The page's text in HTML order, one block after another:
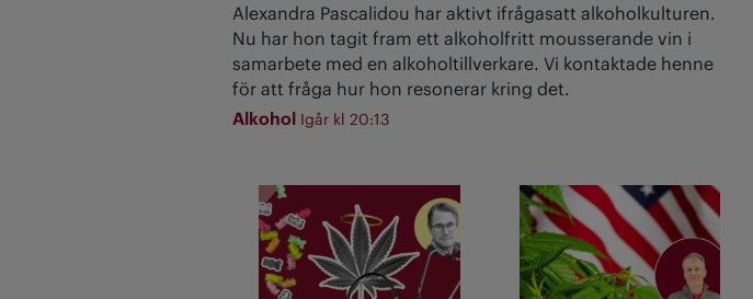
Alexandra Pascalidou har aktivt ifrågasatt alkoholkulturen.
Nu har hon tagit fram ett alkoholfritt mousserande vin i
samarbete med en alkoholtillverkare. Vi kontaktade henne
för att fråga hur hon resonerar kring det.
Alkohol Igår kl 20:13